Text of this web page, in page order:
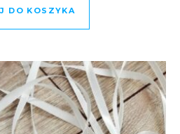
DO KOSZYKA